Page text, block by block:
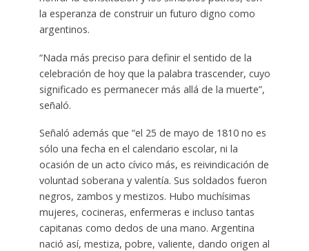
la esperanza de construir un futuro digno como
argentinos.
“Nada más preciso para definir el sentido de la
celebración de hoy que la palabra trascender, cuyo
significado es permanecer más allá de la muerte”,
señaló.
Señaló además que “el 25 de mayo de 1810 no es
sólo una fecha en el calendario escolar, ni la
ocasión de un acto cívico más, es reivindicación de
voluntad soberana y valentía. Sus soldados fueron
negros, zambos y mestizos. Hubo muchísimas
mujeres, cocineras, enfermeras e incluso tantas
capitanas como dedos de una mano. Argentina
nació así, mestiza, pobre, valiente, dando origen al